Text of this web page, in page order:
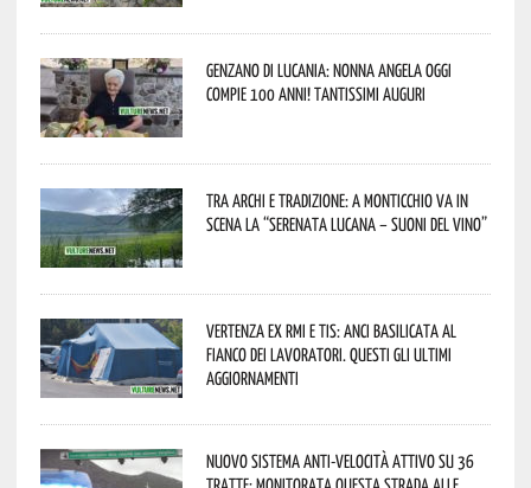
Genzano di Lucania: nonna Angela oggi
compie 100 anni! Tantissimi auguri
Tra archi e tradizione: a Monticchio va in
scena la “Serenata lucana – suoni del vino”
Vertenza ex RMI e TIS: ANCI Basilicata al
fianco dei lavoratori. Questi gli ultimi
aggiornamenti
Nuovo sistema anti-velocità attivo su 36